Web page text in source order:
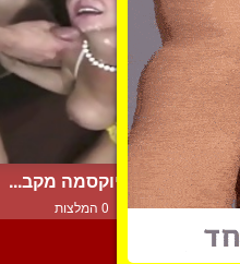
כוכבת הפורנו דיוקסמה מקב...
5717 צפיות | 0 המלצות